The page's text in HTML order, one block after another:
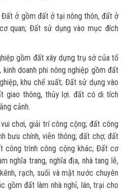
ở gồm đất ở tại nông thôn, đất ở
quan; Đất sử dụng vào mục đích
gồm đất xây dựng trụ sở của tổ
doanh phi nông nghiệp gồm đất
khu chế xuất; Đất sử dụng vào
giao thông, thủy lợi. đất có di tích
cảnh.
chơi, giải trí công cộng; đất công
bưu chính, viễn thông; đất chợ; đất
công trình công cộng khác; Đất cơ
nghĩa trang, nghĩa địa, nhà tang lễ,
rạch, suối và mặt nước chuyên
gồm đất làm nhà nghỉ, lán, trại cho